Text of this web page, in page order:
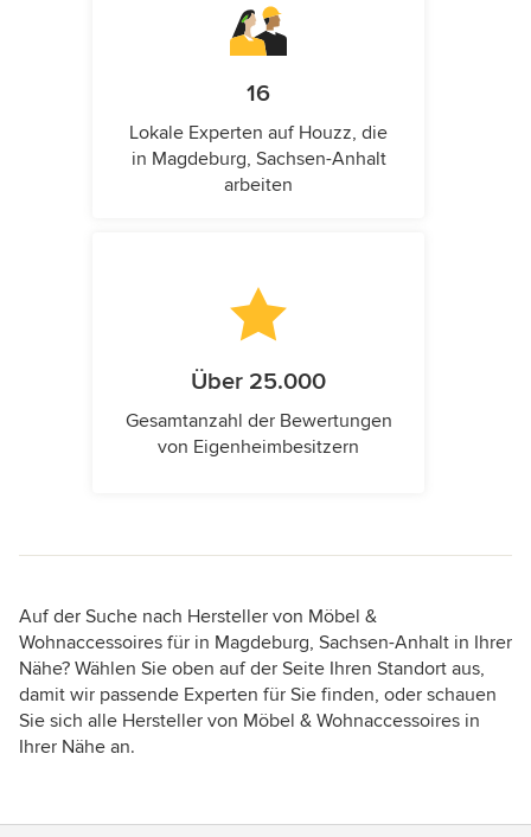
16
Lokale Experten auf Houzz, die
in Magdeburg, Sachsen-Anhalt
arbeiten
Über 25.000
Gesamtanzahl der Bewertungen
von Eigenheimbesitzern
Auf der Suche nach Hersteller von Möbel &
Wohnaccessoires für in Magdeburg, Sachsen-Anhalt in Ihrer
Nähe? Wählen Sie oben auf der Seite Ihren Standort aus,
damit wir passende Experten für Sie finden, oder schauen
Sie sich alle Hersteller von Möbel & Wohnaccessoires in
Ihrer Nähe an.